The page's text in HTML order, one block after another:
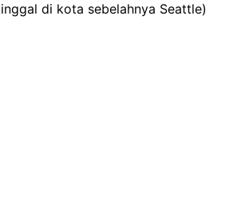
di kota sebelahnya Seattle)